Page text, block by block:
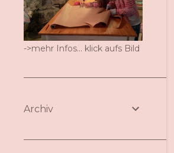
->mehr Infos... klick aufs Bild
Archiv